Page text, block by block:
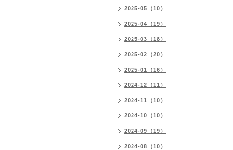
2025-05（10）
2025-04（19）
2025-03（18）
2025-02（20）
2025-01（16）
2024-12（11）
2024-11（10）
2024-10（10）
2024-09（19）
2024-08（10）